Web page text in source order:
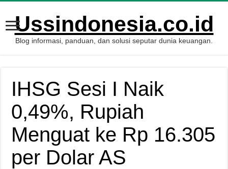
Ussindonesia.co.id
Blog informasi, panduan, dan solusi seputar dunia keuangan.
IHSG Sesi I Naik
0,49%, Rupiah
Menguat ke Rp 16.305
per Dolar AS